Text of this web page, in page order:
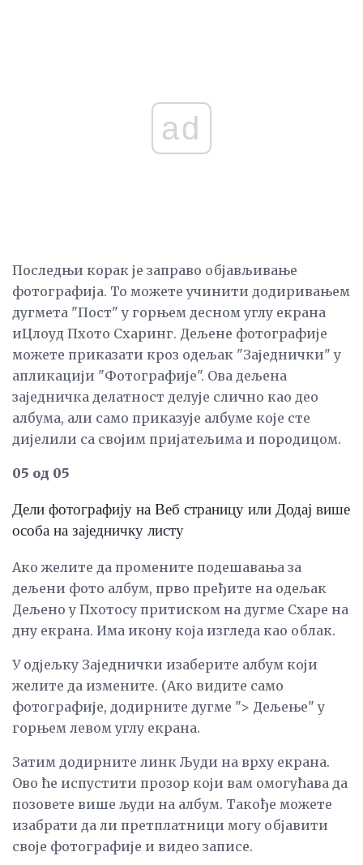
ad
Последњи корак је заправо објављивање
фотографија. То можете учинити додиривањем
дугмета "Пост" у горњем десном углу екрана
иЦлоуд Пхото Схаринг. Дељене фотографије
можете приказати кроз одељак "Заједнички" у
апликацији "Фотографије". Ова дељена
заједничка делатност делује слично као део
албума, али само приказује албуме које сте
дијелили са својим пријатељима и породицом.
05 од 05
Дели фотографију на Веб страницу или Додај више
особа на заједничку листу
Ако желите да промените подешавања за
дељени фото албум, прво пређите на одељак
Дељено у Пхотосу притиском на дугме Схаре на
дну екрана. Има икону која изгледа као облак.
У одјељку Заједнички изаберите албум који
желите да измените. (Ако видите само
фотографије, додирните дугме "> Дељење" у
горњем левом углу екрана.
Затим додирните линк Људи на врху екрана.
Ово ће испустити прозор који вам омогућава да
позовете више људи на албум. Такође можете
изабрати да ли претплатници могу објавити
своје фотографије и видео записе.